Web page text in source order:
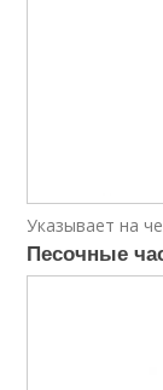
Указывает на
Песочные